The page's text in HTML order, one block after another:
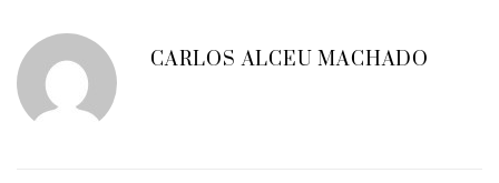
CARLOS ALCEU MACHADO